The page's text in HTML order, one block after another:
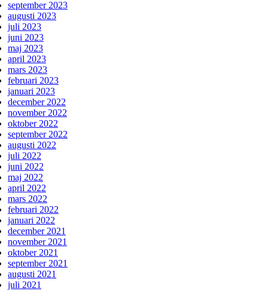
september 2023
augusti 2023
juli 2023
juni 2023
maj 2023
april 2023
mars 2023
februari 2023
januari 2023
december 2022
november 2022
oktober 2022
september 2022
augusti 2022
juli 2022
juni 2022
maj 2022
april 2022
mars 2022
februari 2022
januari 2022
december 2021
november 2021
oktober 2021
september 2021
augusti 2021
juli 2021